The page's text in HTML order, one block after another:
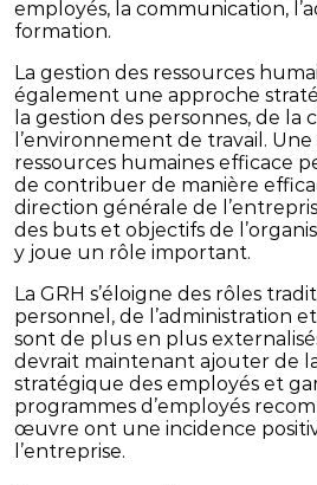
employés, la communication,
formation.
La gestion des ressources
également une approche
la gestion des personnes, de
l’environnement de travail.
ressources humaines efficace
de contribuer de manière
direction générale de
des buts et objectifs de
y joue un rôle important.
La GRH s’éloigne des rôles
personnel, de l’administration
sont de plus en plus
devrait maintenant ajouter de
stratégique des employés et
programmes d’employés
œuvre ont une incidence
l’entreprise.